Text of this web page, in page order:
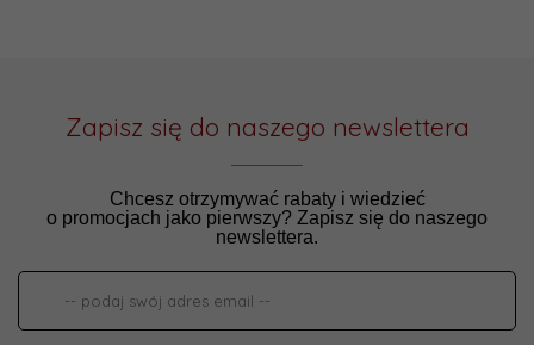
Zapisz się do naszego newslettera
Chcesz otrzymywać rabaty i wiedzieć
o promocjach jako pierwszy? Zapisz się do naszego
newslettera.